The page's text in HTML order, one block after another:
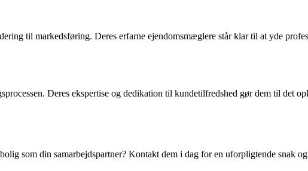
til markedsføring. Deres erfarne ejendomsmæglere står klar til at yde
Deres ekspertise og dedikation til kundetilfredshed gør dem til det
som din samarbejdspartner? Kontakt dem i dag for en uforpligtende snak